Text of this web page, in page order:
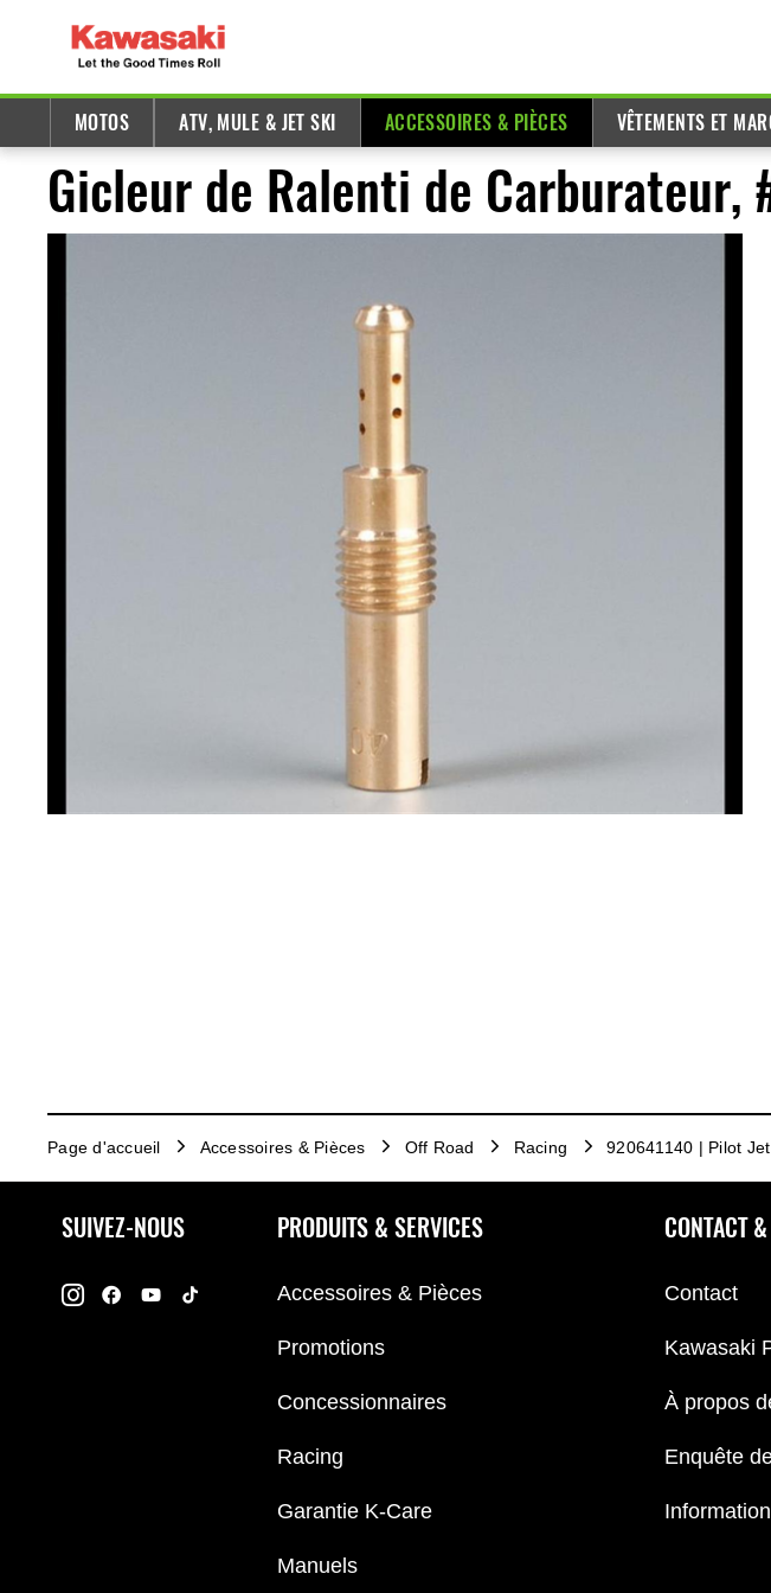
MOTOS ATV, MULE & JET SKI ACCESSOIRES & PIÈCES VÊTEMENTS ET
Gicleur de Ralenti de Carburateur,
Page d'accueil Accessoires & Pièces Off Road Racing 920641140 | Pilot
SUIVEZ-NOUS PRODUITS & SERVICES
Accessoires & Pièces
Promotions
Concessionnaires
Racing
Garantie K-Care
Manuels
CONTACT
Contact
Kawasaki
À propos
Enquête